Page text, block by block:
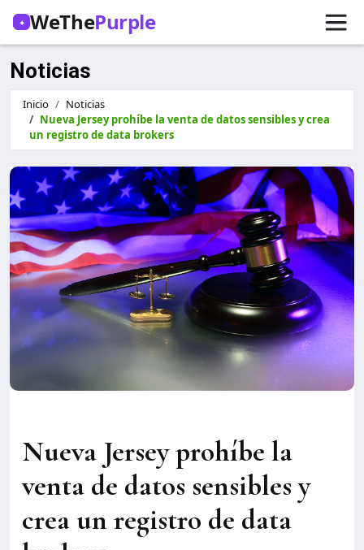
✦ WeThePurple
Noticias
Inicio
Noticias
Nueva Jersey prohíbe la venta de datos sensibles y crea
un registro de data brokers
Nueva Jersey prohíbe la
venta de datos sensibles y
crea un registro de data